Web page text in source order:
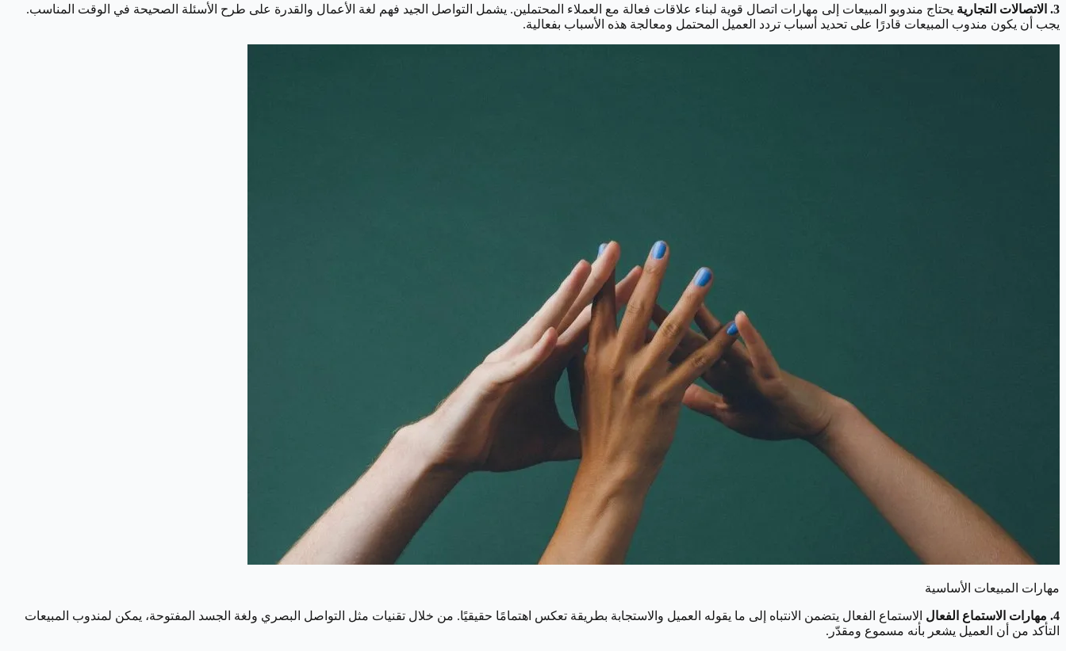
3. الاتصالات التجارية
يحتاج مندوبو المبيعات إلى مهارات اتصال قوية لبناء علاقات فعالة مع العملاء المحتملين. يشمل التواصل الجيد فهم لغة الأعمال والقدرة على طرح الأسئلة الصحيحة في الوقت المناسب.
يجب أن يكون مندوب المبيعات قادرًا على تحديد أسباب تردد العميل المحتمل ومعالجة هذه الأسباب بفعالية.
مهارات المبيعات الأساسية
4. مهارات الاستماع الفعال
الاستماع الفعال يتضمن الانتباه إلى ما يقوله العميل والاستجابة بطريقة تعكس اهتمامًا حقيقيًا. من خلال تقنيات مثل التواصل البصري ولغة الجسد المفتوحة، يمكن لمندوب المبيعات
التأكد من أن العميل يشعر بأنه مسموع ومقدّر.